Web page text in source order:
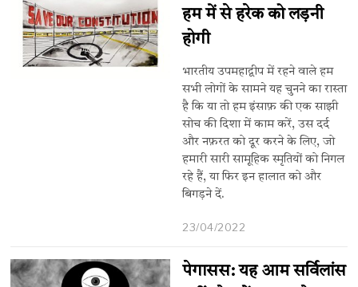
हम में से हरेक को लड़नी
होगी
भारतीय उपमहाद्वीप में रहने वाले हम
सभी लोगों के सामने यह चुनने का रास्ता
है कि या तो हम इंसाफ़ की एक साझी
सोच की दिशा में काम करें, उस दर्द
और नफ़रत को दूर करने के लिए, जो
हमारी सारी सामूहिक स्मृतियों को निगल
रहे हैं, या फिर इन हालात को और
बिगड़ने दें.
23/04/2022
पेगासस: यह आम सर्विलांस